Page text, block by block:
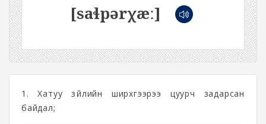
[saɬpərχæː]
1. Хатуу зүйлийн ширхгээрээ цуурч задарсан
байдал;